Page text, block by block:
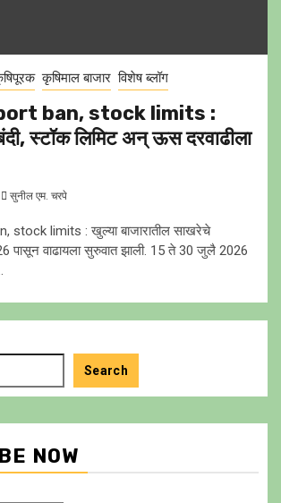
कृषिमाल बाजार विशेष ब्लॉग
ban, stock limits :
स्टॉक लिमिट अन् ऊस दरवाढीला
सुनील एम. चरपे
stock limits : खुल्या बाजारातील साखरेचे
पासून वाढायला सुरुवात झाली. 15 ते 30 जुलै 2026
Search
NOW